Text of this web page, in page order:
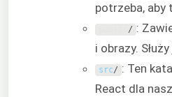
potrzeba, aby
/ :
i obrazy.
src/ : Ten
React dla